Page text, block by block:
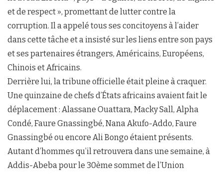
et de respect », promettant de lutter contre la
corruption. Il a appelé tous ses concitoyens à l’aider
dans cette tâche et a insisté sur les liens entre son pays
et ses partenaires étrangers, Américains, Européens,
Chinois et Africains.
Derrière lui, la tribune officielle était pleine à craquer.
Une quinzaine de chefs d’États africains avaient fait le
déplacement : Alassane Ouattara, Macky Sall, Alpha
Condé, Faure Gnassingbé, Nana Akufo-Addo, Faure
Gnassingbé ou encore Ali Bongo étaient présents.
Autant d’hommes qu’il retrouvera dans une semaine, à
Addis-Abeba pour le 30ème sommet de l’Union